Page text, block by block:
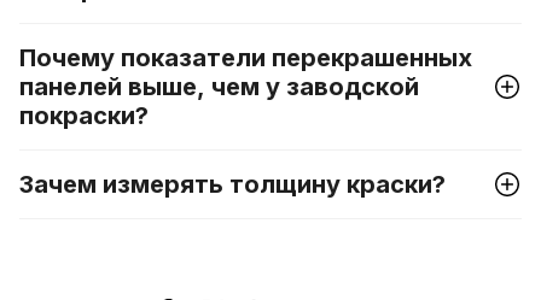
Почему показатели перекрашенных
панелей выше, чем у заводской
покраски?
Зачем измерять толщину краски?